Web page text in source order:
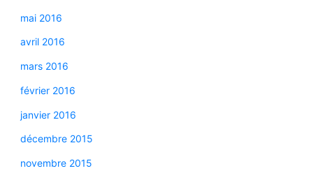
mai 2016
avril 2016
mars 2016
février 2016
janvier 2016
décembre 2015
novembre 2015